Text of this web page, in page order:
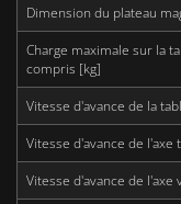
Dimension du plateau
Charge maximale sur la
compris [kg]
Vitesse d'avance de la
Vitesse d'avance de
Vitesse d'avance de